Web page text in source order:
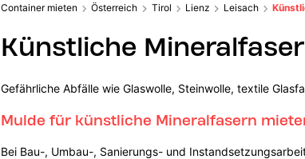
Container mieten Österreich Tirol Lienz Leisach
Künstliche
Gefährliche Abfälle wie Glaswolle, Steinwolle, textile
Mulde für künstliche Mineralfasern
Bei Bau-, Umbau-, Sanierungs- und